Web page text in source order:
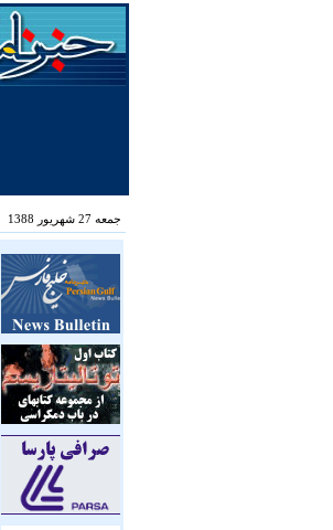
جمعه 27 شهریور 1388